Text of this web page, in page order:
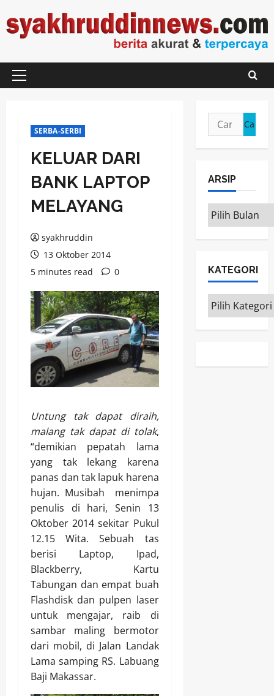
to
content
Primary
SERBA-SERBI
KELUAR DARI
BANK LAPTOP
MELAYANG
syakhruddin
13 Oktober 2014
5 minutes read
0
Untung tak dapat diraih,
malang tak dapat di tolak,
“demikian pepatah lama
yang tak lekang karena
panas dan tak lapuk harena
hujan. Musibah menimpa
penulis di hari, Senin 13
Oktober 2014 sekitar Pukul
12.15 Wita. Sebuah tas
berisi Laptop, Ipad,
Blackberry, Kartu
Tabungan dan empat buah
Flashdisk dan pulpen laser
untuk mengajar, raib di
sambar maling bermotor
dari mobil, di Jalan Landak
Lama samping RS. Labuang
Baji Makassar.
Cari
untuk:
ARSIP
ARSIP
KATEGORI
Kategori